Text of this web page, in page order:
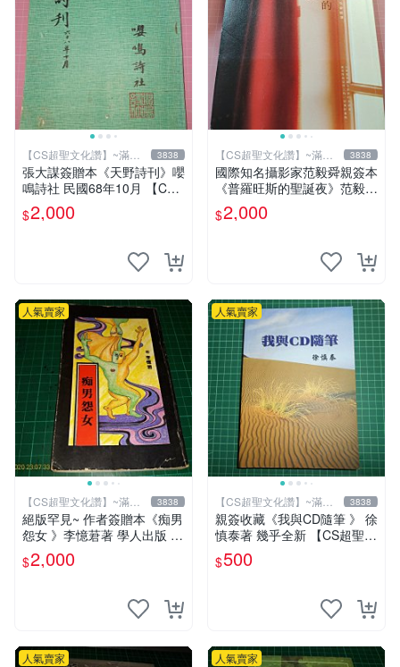
【CS超聖文化讚】~滿千
元送運
3838
張大謀簽贈本《天野詩刊》嚶
鳴詩社 民國68年10月 【CS
超聖文化讚】
$2,000
【CS超聖文化讚】~滿千
元送運
3838
國際知名攝影家范毅舜親簽本
《普羅旺斯的聖誕夜》范毅舜
著 積木文化 2016年初版一刷
【CS超聖文化讚】
$2,000
人氣賣家
【CS超聖文化讚】~滿千
元送運
3838
絕版罕見~ 作者簽贈本《痴男
怨女 》李憶莙著 學人出版 19
90年初版 書側有微斑 【CS
超聖文化讚】
$2,000
人氣賣家
【CS超聖文化讚】~滿千
元送運
3838
親簽收藏《我與CD隨筆 》 徐
慎泰著 幾乎全新 【CS超聖文
化2讚】
$500
人氣賣家 人氣賣家